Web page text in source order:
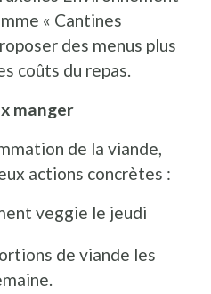
« Cantines
des menus plus
coûts du repas.
manger
de la viande,
actions concrètes :
veggie le jeudi
de viande les